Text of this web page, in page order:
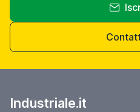
Industriale.it